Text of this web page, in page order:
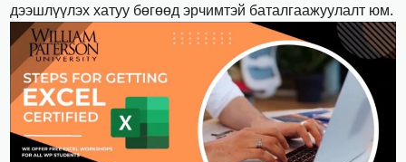
дээшлүүлэх хатуу бөгөөд эрчимтэй баталгаажуулалт юм.